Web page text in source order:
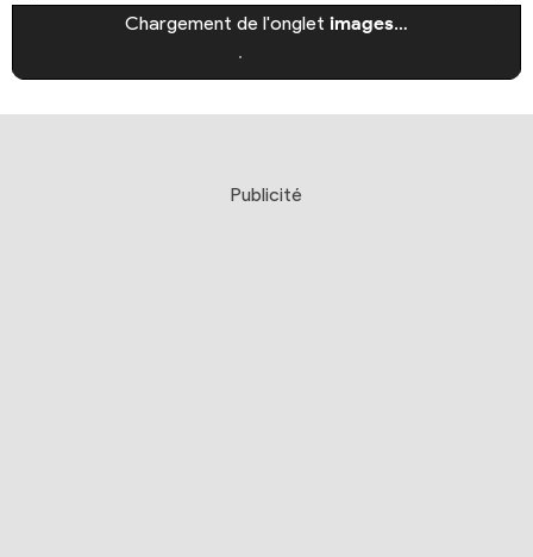
Chargement de l'onglet images…
Publicité